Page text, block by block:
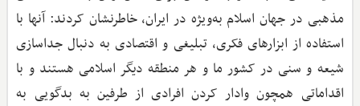
مذهبی در جهان اسلام به‌ویژه در ایران، خاطرنشان کردند: آنها با
استفاده از ابزارهای فکری، تبلیغی و اقتصادی به دنبال جداسازی
شیعه و سنی در کشور ما و هر منطقه دیگر اسلامی هستند و با
اقداماتی همچون وادار کردن افرادی از طرفین به بدگویی به